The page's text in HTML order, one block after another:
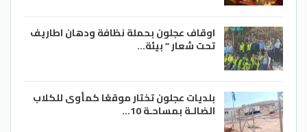
اوقاف عجلون بحملة نظافة ودهان اطاريف
تحت شعار ” بيئة…
بلديات عجلون تختار موقعًا كمأوى للكلاب
الضالـة بمساحـة 10…